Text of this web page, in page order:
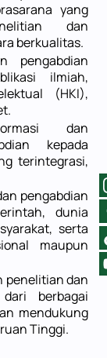
Islam
Pendidikan
& IPA
Mutu
kepada
Mahasiswa Baru
dan Jaringan
dan Kepesantrenan
yang
dan
berkualitas.
pengabdian
ilmiah,
(HKI),
dan
kepada
terintegrasi,
pengabdian
dunia
serta
maupun
penelitian dan
berbagai
mendukung
Tinggi.